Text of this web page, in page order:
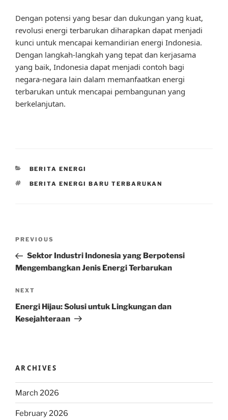
Dengan potensi yang besar dan dukungan yang kuat,
revolusi energi terbarukan diharapkan dapat menjadi
kunci untuk mencapai kemandirian energi Indonesia.
Dengan langkah-langkah yang tepat dan kerjasama
yang baik, Indonesia dapat menjadi contoh bagi
negara-negara lain dalam memanfaatkan energi
terbarukan untuk mencapai pembangunan yang
berkelanjutan.
CATEGORIES
BERITA ENERGI
TAGS
BERITA ENERGI BARU TERBARUKAN
Previous
Post
PREVIOUS
Sektor Industri Indonesia yang Berpotensi
Mengembangkan Jenis Energi Terbarukan
Next
Post
NEXT
Energi Hijau: Solusi untuk Lingkungan dan
Kesejahteraan
ARCHIVES
March 2026
February 2026